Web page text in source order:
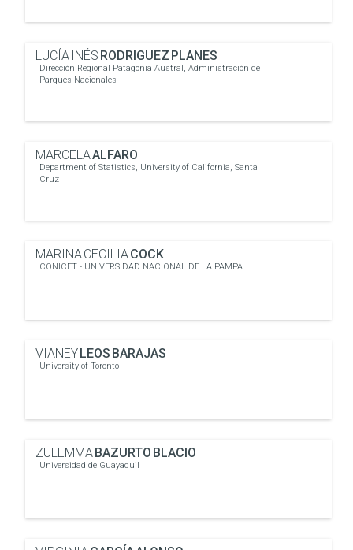
LUCÍA INÉS RODRIGUEZ PLANES
Dirección Regional Patagonia Austral, Administración de
Parques Nacionales
MARCELAALFARO
Department of Statistics, University of California, Santa
Cruz
MARINA CECILIACOCK
CONICET - UNIVERSIDAD NACIONAL DE LA PAMPA
VIANEYLEOS BARAJAS
University of Toronto
ZULEMMABAZURTO BLACIO
Universidad de Guayaquil